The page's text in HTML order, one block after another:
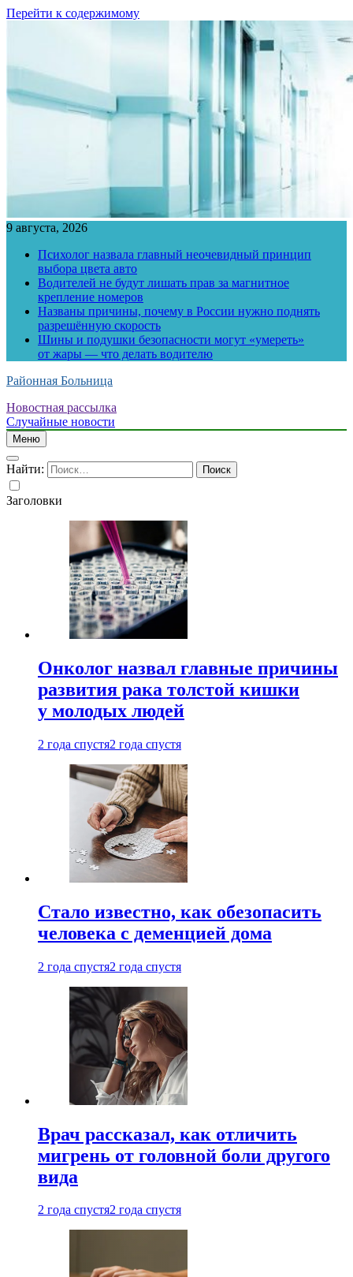
Перейти к содержимому
9 августа, 2026
Психолог назвала главный неочевидный принцип
выбора цвета авто
Водителей не будут лишать прав за магнитное
крепление номеров
Названы причины, почему в России нужно поднять
разрешённую скорость
Шины и подушки безопасности могут «умереть»
от жары — что делать водителю
Районная Больница
Новостная рассылка
Случайные новости
Меню
Найти:
Заголовки
Онколог назвал главные причины
развития рака толстой кишки
у молодых людей
2 года спустя2 года спустя
Стало известно, как обезопасить
человека с деменцией дома
2 года спустя2 года спустя
Врач рассказал, как отличить
мигрень от головной боли другого
вида
2 года спустя2 года спустя